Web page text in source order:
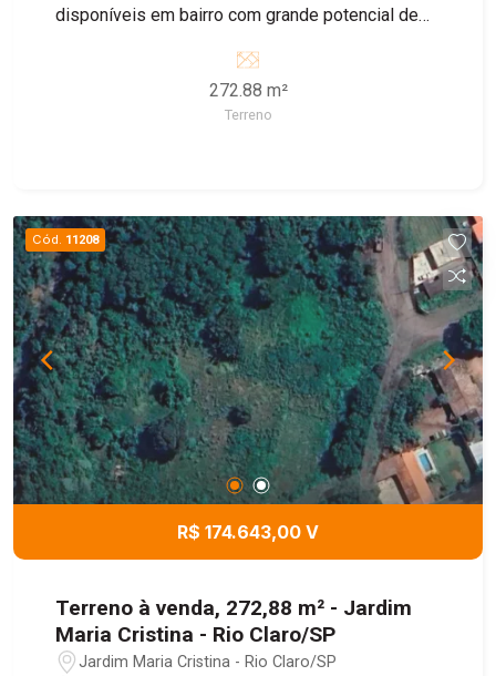
disponíveis em bairro com grande potencial de
272.88 m²
Terreno
Cód. 11208
R$ 174.643,00 V
Terreno à venda, 272,88 m² - Jardim
Maria Cristina - Rio Claro/SP
Jardim Maria Cristina - Rio Claro/SP